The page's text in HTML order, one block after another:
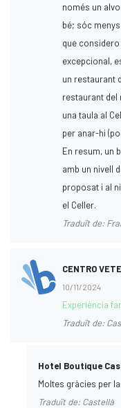
només un
bé; sóc
que
excepcional,
un restaurant
restaurant del
una taula al
per anar-hi
En resum, un
amb un nivell
proposat i al
el Celler.
Traduït de:
CENTRO
10/11/2024
Experiència
Traduït de:
Hotel Boutique
Moltes gràcies per
Traduït de: Castellà